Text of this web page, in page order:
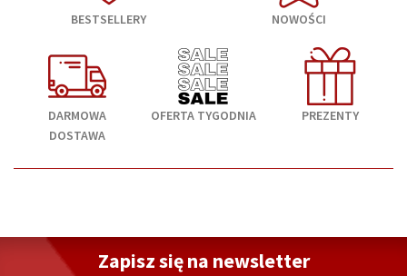
BESTSELLERY NOWOŚCI
DARMOWA
DOSTAWA
OFERTA TYGODNIA PREZENTY
Zapisz się na newsletter